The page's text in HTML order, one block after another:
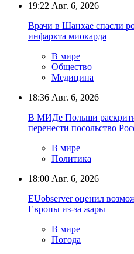
19:22 Авг. 6, 2026
Врачи в Шанхае спасли
инфаркта миокарда
В мире
Общество
Медицина
18:36 Авг. 6, 2026
В МИДе Польши
перенести посольство
В мире
Политика
18:00 Авг. 6, 2026
EUobserver оценил
Европы из-за жары
В мире
Погода